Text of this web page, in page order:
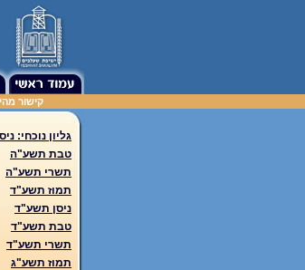
קישור
גליון נוכחי:
טבת תשע"ה
תשרי תשע"ה
תמוז תשע"ד
ניסן תשע"ד
טבת תשע"ד
תשרי תשע"ד
תמוז תשע"ג